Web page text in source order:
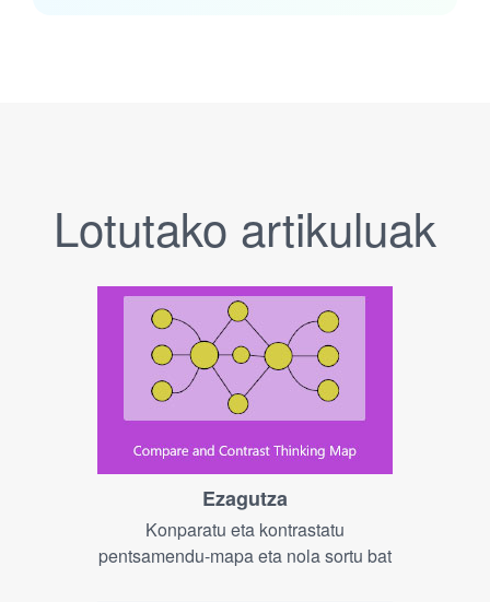
Lotutako artikuluak
Ezagutza
Konparatu eta kontrastatu
pentsamendu-mapa eta nola sortu bat